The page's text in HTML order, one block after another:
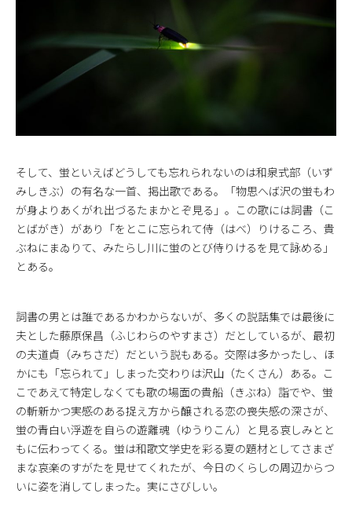
そして、蛍といえばどうしても忘れられないのは和泉式部（いず
みしきぶ）の有名な一首、掲出歌である。「物思へば沢の蛍もわ
が身よりあくがれ出づるたまかとぞ見る」。この歌には詞書（こ
とばがき）があり「をとこに忘られて侍（はべ）りけるころ、貴
ぶねにまゐりて、みたらし川に蛍のとび侍りけるを見て詠める」
とある。
詞書の男とは誰であるかわからないが、多くの説話集では最後に
夫とした藤原保昌（ふじわらのやすまさ）だとしているが、最初
の夫道貞（みちさだ）だという説もある。交際は多かったし、ほ
かにも「忘られて」しまった交わりは沢山（たくさん）ある。こ
こであえて特定しなくても歌の場面の貴船（きぶね）詣でや、蛍
の斬新かつ実感のある捉え方から醸される恋の喪失感の深さが、
蛍の青白い浮遊を自らの遊離魂（ゆうりこん）と見る哀しみとと
もに伝わってくる。蛍は和歌文学史を彩る夏の題材としてさまざ
まな哀楽のすがたを見せてくれたが、今日のくらしの周辺からつ
いに姿を消してしまった。実にさびしい。